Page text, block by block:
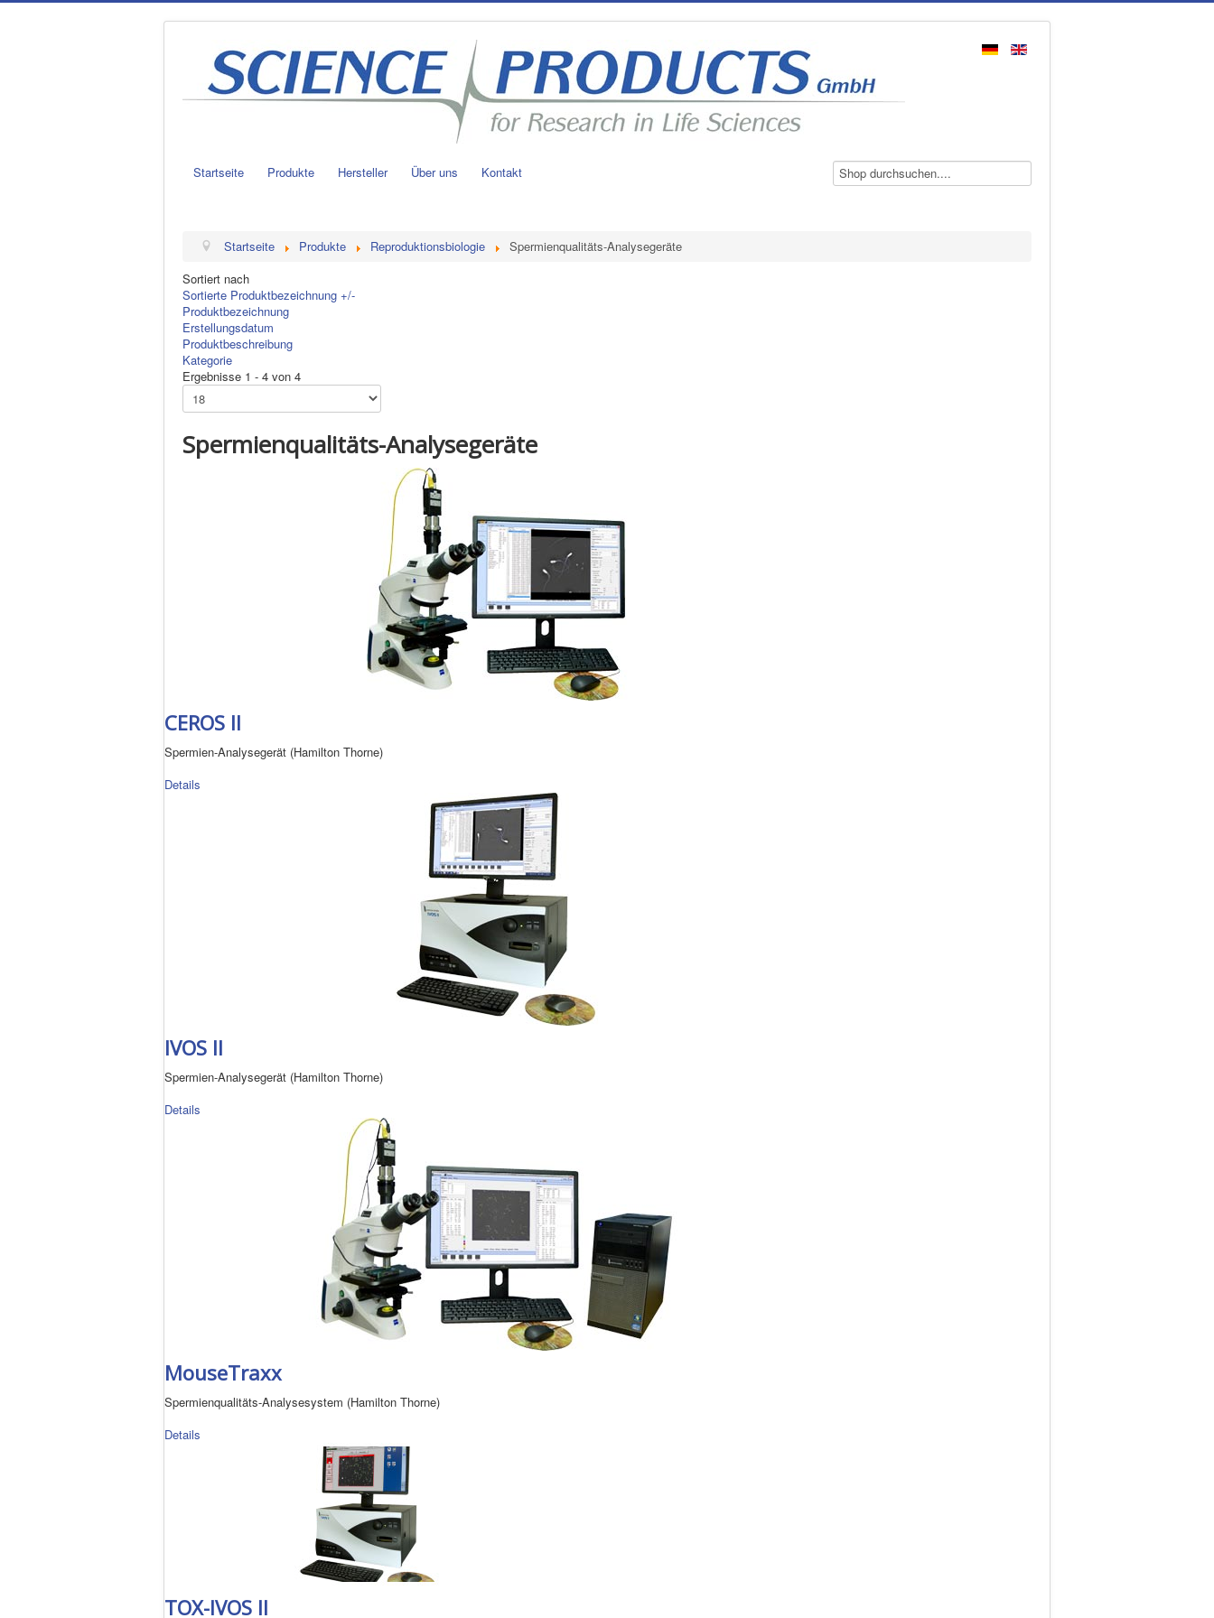
Startseite Produkte Hersteller Über uns Kontakt
Startseite Produkte Reproduktionsbiologie
Spermienqualitäts-Analysegeräte
Sortiert nach
Sortierte Produktbezeichnung +/-
Produktbezeichnung
Erstellungsdatum
Produktbeschreibung
Kategorie
Ergebnisse 1 - 4 von 4
Spermienqualitäts-Analysegeräte
CEROS II
Spermien-Analysegerät (Hamilton Thorne)
Details
IVOS II
Spermien-Analysegerät (Hamilton Thorne)
Details
MouseTraxx
Spermienqualitäts-Analysesystem (Hamilton Thorne)
Details
TOX-IVOS II